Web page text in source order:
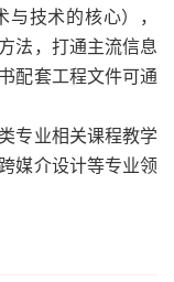
技术的核心），
法，打通主流信息
配套工程文件可通
专业相关课程教学
媒介设计等专业领